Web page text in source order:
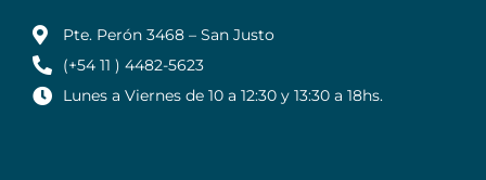
Pte. Perón 3468 – San Justo
(+54 11 ) 4482-5623
Lunes a Viernes de 10 a 12:30 y 13:30 a 18hs.